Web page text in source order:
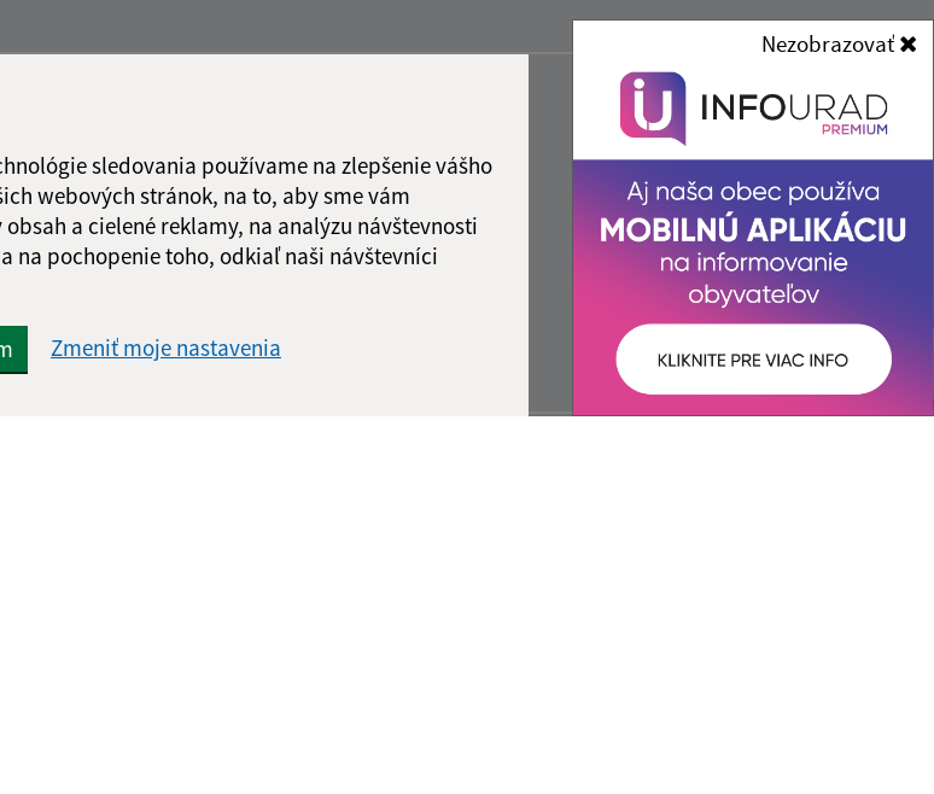
sledovania používame na zlepšenie vášho
webových stránok, na to, aby sme vám
a cielené reklamy, na analýzu návštevnosti
na pochopenie toho, odkiaľ naši návštevníci
Zmeniť moje nastavenia
Nezobrazovať